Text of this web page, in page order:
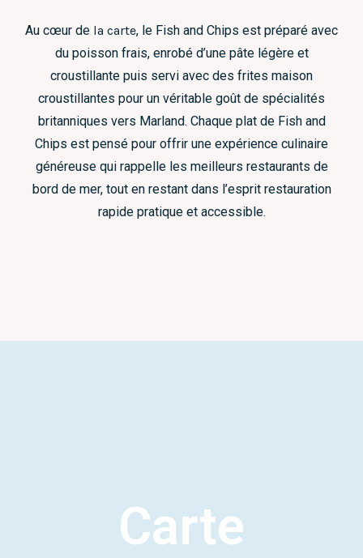
Au cœur de la carte, le Fish and Chips est préparé avec
du poisson frais, enrobé d’une pâte légère et
croustillante puis servi avec des frites maison
croustillantes pour un véritable goût de spécialités
britanniques vers Marland. Chaque plat de Fish and
Chips est pensé pour offrir une expérience culinaire
généreuse qui rappelle les meilleurs restaurants de
bord de mer, tout en restant dans l’esprit restauration
rapide pratique et accessible.
Carte